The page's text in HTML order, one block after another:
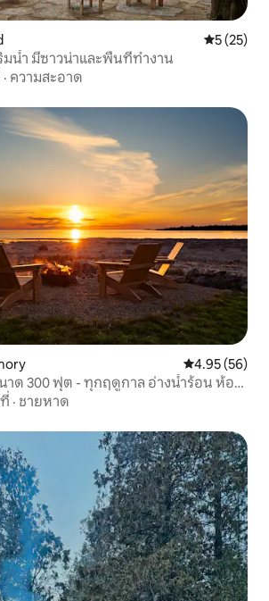
คะแนนเฉลี่
5 (25)
มน้ำ มีซาวน่าและพื้นที่ทำงาน
· ความสะอาด
คะแนนเฉลี่ย
4.95 (56)
าด 300 ฟุต - ทุกฤดูกาล อ่างน้ำร้อน ห้อง
· ชายหาด